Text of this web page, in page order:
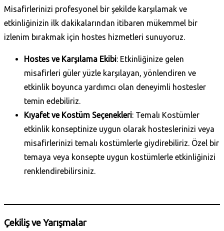
Misafirlerinizi profesyonel bir şekilde karşılamak ve
etkinliğinizin ilk dakikalarından itibaren mükemmel bir
izlenim bırakmak için hostes hizmetleri sunuyoruz.
Hostes ve Karşılama Ekibi: Etkinliğinize gelen
misafirleri güler yüzle karşılayan, yönlendiren ve
etkinlik boyunca yardımcı olan deneyimli hostesler
temin edebiliriz.
Kıyafet ve Kostüm Seçenekleri: Temalı Kostümler
etkinlik konseptinize uygun olarak hosteslerinizi veya
misafirlerinizi temalı kostümlerle giydirebiliriz. Özel bir
temaya veya konsepte uygun kostümlerle etkinliğinizi
renklendirebilirsiniz.
Çekiliş ve Yarışmalar